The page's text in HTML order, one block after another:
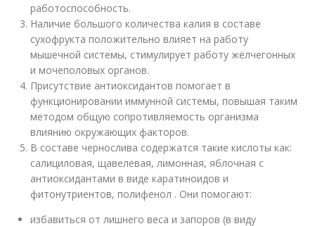
работоспособность.
Наличие большого количества калия в составе
сухофрукта положительно влияет на работу
мышечной системы, стимулирует работу жёлчегонных
и мочеполовых органов.
Присутствие антиоксидантов помогает в
функционировании иммунной системы, повышая таким
методом общую сопротивляемость организма
влиянию окружающих факторов.
В составе чернослива содержатся такие кислоты как:
салициловая, щавелевая, лимонная, яблочная с
антиоксидантами в виде каратиноидов и
фитонутриентов, полифенол . Они помогают:
избавиться от лишнего веса и запоров (в виду